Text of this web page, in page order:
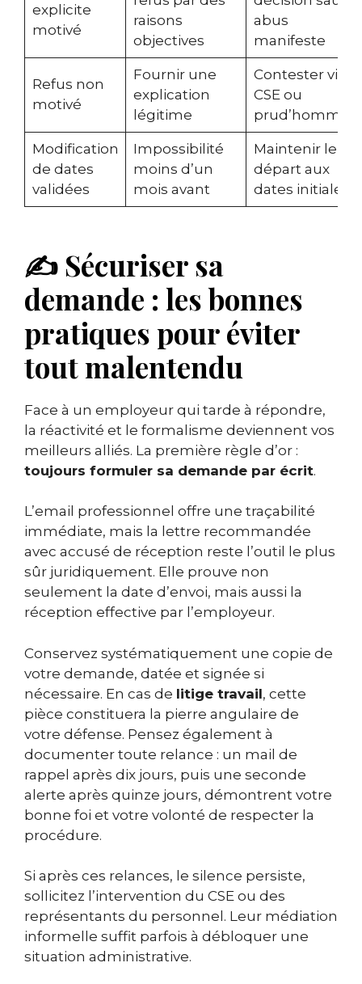
explicite
motivé
raisons
objectives
abus
manifeste
Refus non
motivé
Fournir une
explication
légitime
Contester via
CSE ou
prud’hommes
Modification
de dates
validées
Impossibilité
moins d’un
mois avant
Maintenir le
départ aux
dates initiales
✍️ Sécuriser sa
demande : les bonnes
pratiques pour éviter
tout malentendu
Face à un employeur qui tarde à répondre,
la réactivité et le formalisme deviennent vos
meilleurs alliés. La première règle d’or :
toujours formuler sa demande par écrit.
L’email professionnel offre une traçabilité
immédiate, mais la lettre recommandée
avec accusé de réception reste l’outil le plus
sûr juridiquement. Elle prouve non
seulement la date d’envoi, mais aussi la
réception effective par l’employeur.
Conservez systématiquement une copie de
votre demande, datée et signée si
nécessaire. En cas de litige travail, cette
pièce constituera la pierre angulaire de
votre défense. Pensez également à
documenter toute relance : un mail de
rappel après dix jours, puis une seconde
alerte après quinze jours, démontrent votre
bonne foi et votre volonté de respecter la
procédure.
Si après ces relances, le silence persiste,
sollicitez l’intervention du CSE ou des
représentants du personnel. Leur médiation
informelle suffit parfois à débloquer une
situation administrative.